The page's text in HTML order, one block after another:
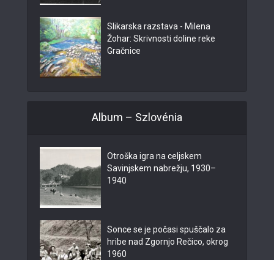
Slikarska razstava - Milena
Žohar: Skrivnosti doline reke
Gračnice
Album – Szlovénia
Otroška igra na celjskem
Savinjskem nabrežju, 1930–
1940
Sonce se je počasi spuščalo za
hribe nad Zgornjo Rečico, okrog
1960